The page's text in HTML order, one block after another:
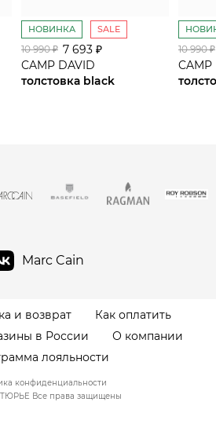
НОВИНКА SALE
10 990 ₽ 7 693 ₽
CAMP DAVID
толстовка black
10 990 ₽
CAMP
Marc Cain
и возврат
Как оплатить
в России
О компании
лояльности
Все права защищены
конфиденциальности